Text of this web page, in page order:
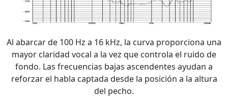
Al abarcar de 100 Hz a 16 kHz, la curva proporciona una
mayor claridad vocal a la vez que controla el ruido de
fondo. Las frecuencias bajas ascendentes ayudan a
reforzar el habla captada desde la posición a la altura
del pecho.